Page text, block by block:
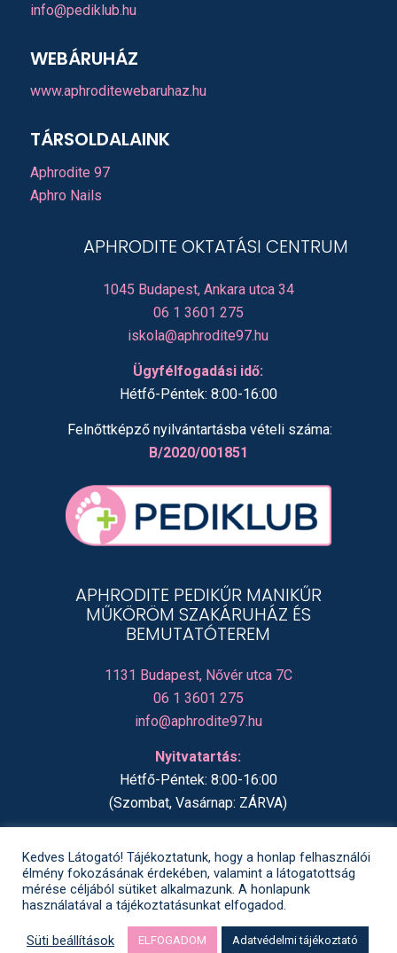
info@pediklub.hu
WEBÁRUHÁZ
www.aphroditewebaruhaz.hu
TÁRSOLDALAINK
Aphrodite 97
Aphro Nails
APHRODITE OKTATÁSI CENTRUM
1045 Budapest, Ankara utca 34
06 1 3601 275
iskola@aphrodite97.hu
Ügyfélfogadási idő:
Hétfő-Péntek: 8:00-16:00
Felnőttképző nyilvántartásba vételi száma:
B/2020/001851
APHRODITE PEDIKŰR MANIKŰR
MŰKÖRÖM SZAKÁRUHÁZ ÉS
BEMUTATÓTEREM
1131 Budapest, Nővér utca 7C
06 1 3601 275
info@aphrodite97.hu
Nyitvatartás:
Hétfő-Péntek: 8:00-16:00
(Szombat, Vasárnap: ZÁRVA)
©2008 - 2025 PediKlub - Minden jog fenntarva. |
Andi Visuals
Kedves Látogató! Tájékoztatunk, hogy a honlap felhasználói
élmény fokozásának érdekében, valamint a látogatottság
mérése céljából sütiket alkalmazunk. A honlapunk
használatával a tájékoztatásunkat elfogadod.
Süti beállítások ELFOGADOM Adatvédelmi tájékoztató